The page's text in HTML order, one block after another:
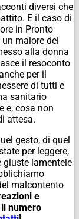
diversi che
E il caso di
in Pronto
un malore del
alla donna
il resoconto
per il
di tutti e
sanitario
e, cosa non
attesa.
gesto, di quel
per leggere,
giuste lamentele
malcontento
e
numero